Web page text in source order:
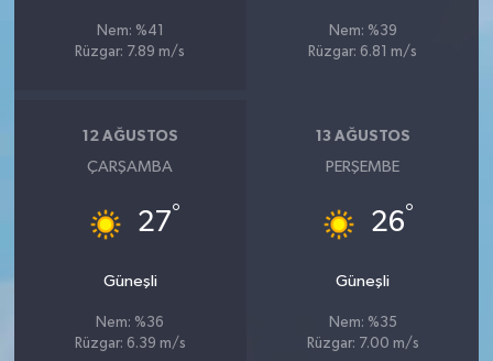
Nem: %41
Rüzgar: 7.89 m/s
Nem: %39
Rüzgar: 6.81 m/s
12 AĞUSTOS
ÇARŞAMBA
27°
Güneşli
Nem: %36
Rüzgar: 6.39 m/s
13 AĞUSTOS
PERŞEMBE
26°
Güneşli
Nem: %35
Rüzgar: 7.00 m/s